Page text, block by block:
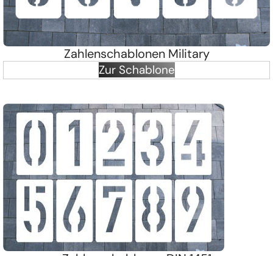
Zahlenschablonen Military
Zur Schablone